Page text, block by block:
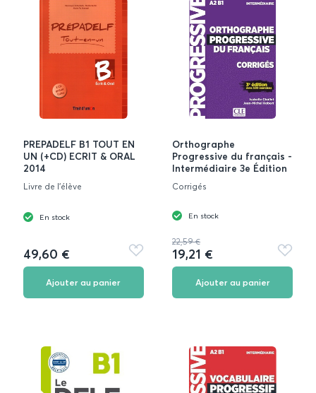
PREPADELF B1 TOUT EN
UN (+CD) ECRIT & ORAL
2014
Livre de l’élève
En stock
49,60 €
Ajouter
aux
Ajouter au panier
Orthographe
Progressive du français -
Intermédiaire 3e Édition
Corrigés
En stock
22,59 €
19,21 €
Ajouter
aux
Ajouter au panier